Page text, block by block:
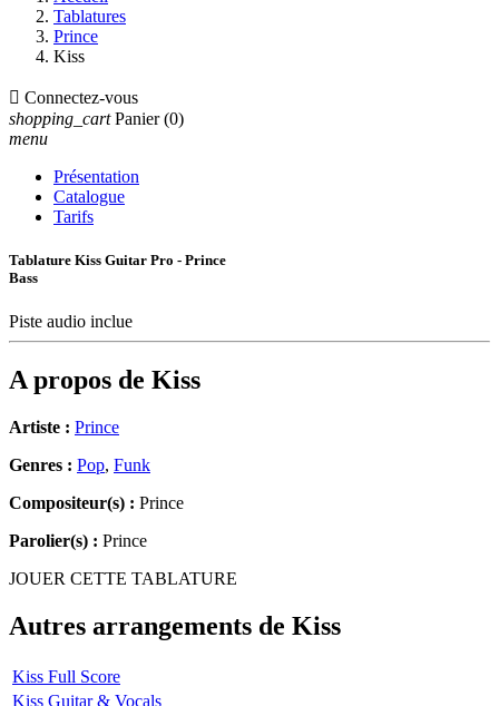
Tablatures
Prince
Kiss
 Connectez-vous
shopping_cart Panier (0)
menu
Présentation
Catalogue
Tarifs
Tablature Kiss Guitar Pro - Prince
Bass
Piste audio inclue
A propos de Kiss
Artiste : Prince
Genres : Pop, Funk
Compositeur(s) : Prince
Parolier(s) : Prince
JOUER CETTE TABLATURE
Autres arrangements de Kiss
Kiss Full Score
Kiss Guitar & Vocals